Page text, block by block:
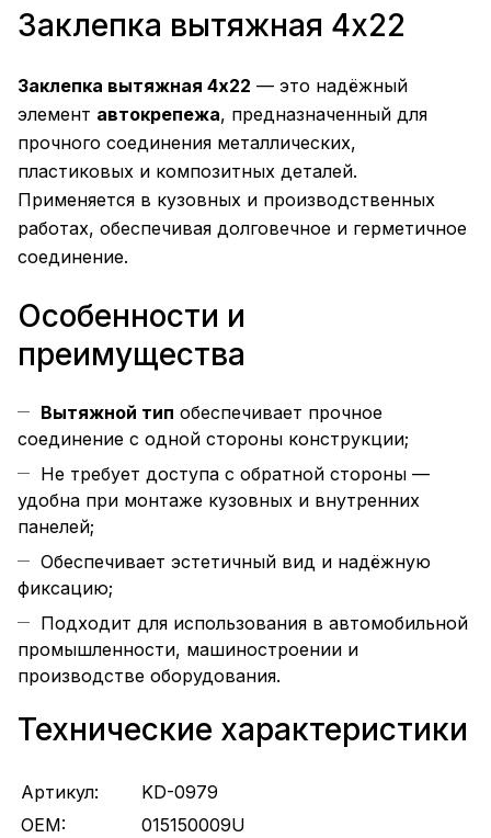
Заклепка вытяжная 4х22
Заклепка вытяжная 4х22 — это надёжный
элемент автокрепежа, предназначенный для
прочного соединения металлических,
пластиковых и композитных деталей.
Применяется в кузовных и производственных
работах, обеспечивая долговечное и герметичное
соединение.
Особенности и
преимущества
Вытяжной тип обеспечивает прочное
соединение с одной стороны конструкции;
Не требует доступа с обратной стороны —
удобна при монтаже кузовных и внутренних
панелей;
Обеспечивает эстетичный вид и надёжную
фиксацию;
Подходит для использования в автомобильной
промышленности, машиностроении и
производстве оборудования.
Технические характеристики
Артикул:
KD-0979
OEM:
015150009U